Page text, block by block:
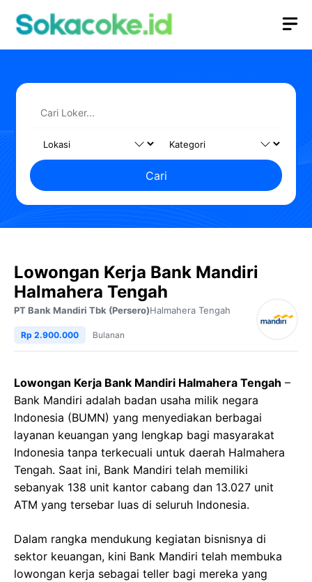
Cari
Lowongan Kerja Bank Mandiri
Halmahera Tengah
PT Bank Mandiri Tbk (Persero)Halmahera Tengah
Rp 2.900.000 Bulanan
Lowongan Kerja Bank Mandiri Halmahera Tengah –
Bank Mandiri adalah badan usaha milik negara
Indonesia (BUMN) yang menyediakan berbagai
layanan keuangan yang lengkap bagi masyarakat
Indonesia tanpa terkecuali untuk daerah Halmahera
Tengah. Saat ini, Bank Mandiri telah memiliki
sebanyak 138 unit kantor cabang dan 13.027 unit
ATM yang tersebar luas di seluruh Indonesia.
Dalam rangka mendukung kegiatan bisnisnya di
sektor keuangan, kini Bank Mandiri telah membuka
lowongan kerja sebagai teller bagi mereka yang